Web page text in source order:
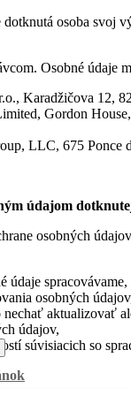
osoba
Osobné údaje
Karadžičova 12,
Gordon
LLC, 675
údajom
osobných
údaje spracovávame,
osobných
aktualizovať
údajov,
súvisiacich so